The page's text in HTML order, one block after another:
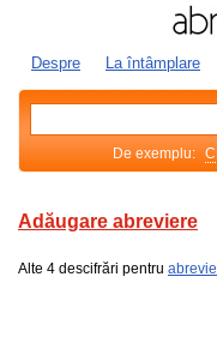
Despre La întâmplare
De exemplu:
Adăugare abreviere
Alte 4 descifrări pentru